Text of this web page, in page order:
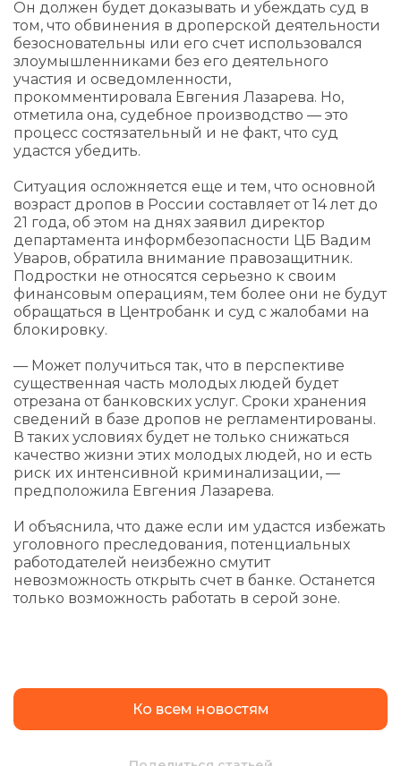
Он должен будет доказывать и убеждать суд в
том, что обвинения в дроперской деятельности
безосновательны или его счет использовался
злоумышленниками без его деятельного
участия и осведомленности,
прокомментировала Евгения Лазарева. Но,
отметила она, судебное производство — это
процесс состязательный и не факт, что суд
удастся убедить.
Ситуация осложняется еще и тем, что основной
возраст дропов в России составляет от 14 лет до
21 года, об этом на днях заявил директор
департамента информбезопасности ЦБ Вадим
Уваров, обратила внимание правозащитник.
Подростки не относятся серьезно к своим
финансовым операциям, тем более они не будут
обращаться в Центробанк и суд с жалобами на
блокировку.
— Может получиться так, что в перспективе
существенная часть молодых людей будет
отрезана от банковских услуг. Сроки хранения
сведений в базе дропов не регламентированы.
В таких условиях будет не только снижаться
качество жизни этих молодых людей, но и есть
риск их интенсивной криминализации, —
предположила Евгения Лазарева.
И объяснила, что даже если им удастся избежать
уголовного преследования, потенциальных
работодателей неизбежно смутит
невозможность открыть счет в банке. Останется
только возможность работать в серой зоне.
Ко всем новостям